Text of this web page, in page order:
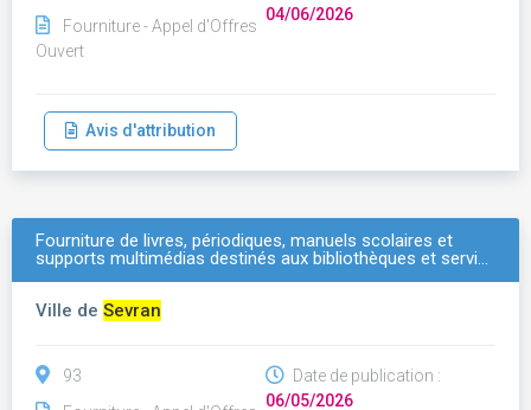
Fourniture - Appel d'Offres
Ouvert
04/06/2026
Avis d'attribution
Fourniture de livres, périodiques, manuels scolaires et
supports multimédias destinés aux bibliothèques et servi…
Ville de Sevran
93
Date de publication :
06/05/2026